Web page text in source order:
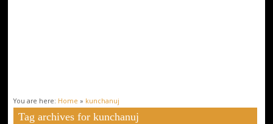
You are here: Home » kunchanuj
Tag archives for kunchanuj